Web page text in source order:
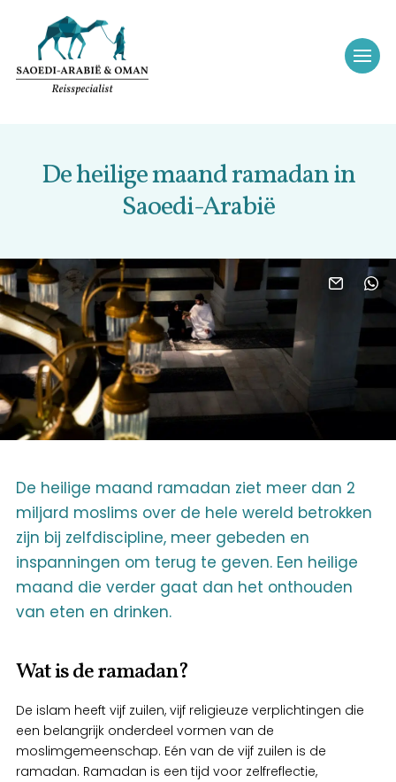
De heilige maand ramadan in
Saoedi-Arabië
De heilige maand ramadan ziet meer dan 2
miljard moslims over de hele wereld betrokken
zijn bij zelfdiscipline, meer gebeden en
inspanningen om terug te geven. Een heilige
maand die verder gaat dan het onthouden
van eten en drinken.
Wat is de ramadan?
De islam heeft vijf zuilen, vijf religieuze verplichtingen die
een belangrijk onderdeel vormen van de
moslimgemeenschap. Eén van de vijf zuilen is de
ramadan. Ramadan is een tijd voor zelfreflectie,